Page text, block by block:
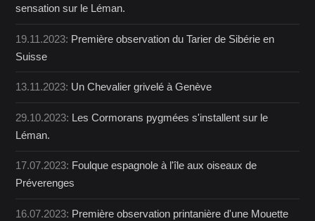
sensation sur le Léman.
19.11.2023: Première observation du Tarier de Sibérie en
Suisse
13.11.2023: Un Chevalier grivelé à Genève
29.10.2023: Les Cormorans pygmées s'installent sur le
Léman.
17.07.2023: Foulque espagnole à l'île aux oiseaux de
Préverenges
16.07.2023: Première observation printanière d'une Mouette